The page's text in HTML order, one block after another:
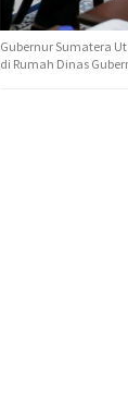
Gubernur Sumatera
di Rumah Dinas